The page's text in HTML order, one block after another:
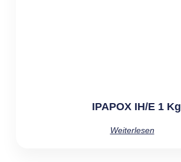
IPAPOX IH/E 1 Kg
Weiterlesen